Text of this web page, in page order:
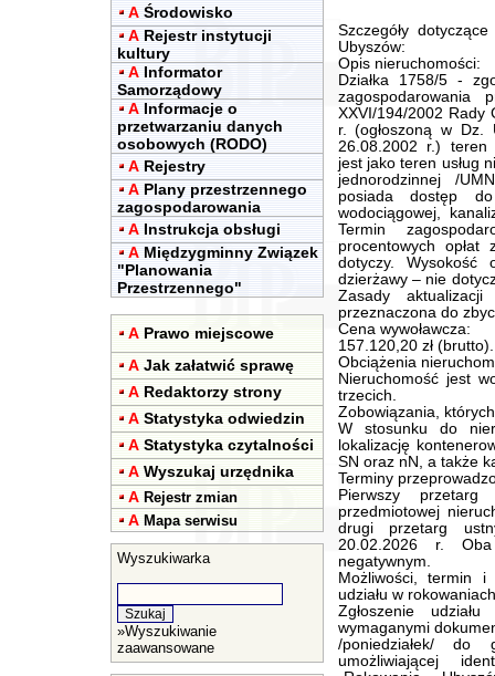
A Środowisko
A Rejestr instytucji
kultury
A Informator
Samorządowy
A Informacje o
przetwarzaniu danych
osobowych (RODO)
A Rejestry
A Plany przestrzennego
zagospodarowania
A Instrukcja obsługi
A Międzygminny Związek
"Planowania
Przestrzennego"
A Prawo miejscowe
A Jak załatwić sprawę
A Redaktorzy strony
A Statystyka odwiedzin
A Statystyka czytalności
A Wyszukaj urzędnika
A Rejestr zmian
A Mapa serwisu
Wyszukiwarka
»Wyszukiwanie
zaawansowane
Szczegóły
Ubyszów:
Opis nieruchomości:
Działka 1758/5 -
zagospodarowania
XXVI/194/2002 Rady
r. (ogłoszoną w
26.08.2002 r.) teren
jest jako teren usług
jednorodzinnej /
posiada dostęp
wodociągowej,
Termin
procentowych
dotyczy. Wysokość
dzierżawy – nie
Zasady
przeznaczona do
Cena wywoławcza:
157.120,20 zł (brutto).
Obciążenia
Nieruchomość jest
trzecich.
Zobowiązania,
W stosunku do
lokalizację
SN oraz nN, a także
Terminy
Pierwszy
przedmiotowej
drugi przetarg
20.02.2026 r.
negatywnym.
Możliwości, termin i
udziału w
Zgłoszenie
wymaganymi
/poniedziałek/
umożliwiającej